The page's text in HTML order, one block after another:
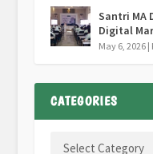
Santri MA
Digital
May 6, 2026|
CATEGORIES